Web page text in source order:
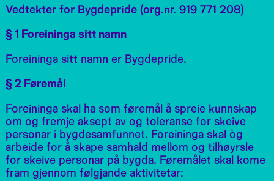
Vedtekter for Bygdepride (org.nr. 919 771 208)
§ 1 Foreininga sitt namn
Foreininga sitt namn er Bygdepride.
§ 2 Føremål
Foreininga skal ha som føremål å spreie kunnskap
om og fremje aksept av og toleranse for skeive
personar i bygdesamfunnet. Foreininga skal òg
arbeide for å skape samhald mellom og tilhøyrsle
for skeive personar på bygda. Føremålet skal kome
fram gjennom følgjande aktivitetar: